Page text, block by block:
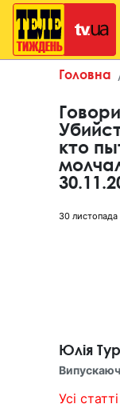
Головна
кто
30
Юлія
Усі